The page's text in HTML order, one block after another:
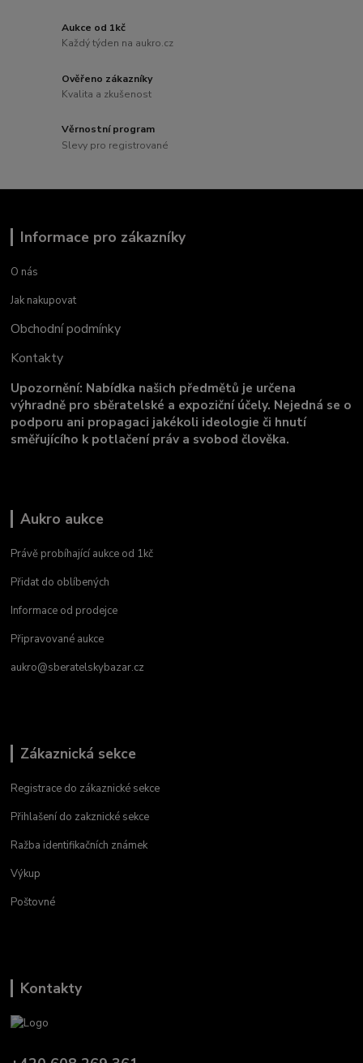
Aukce od 1kč
Každý týden na aukro.cz
Ověřeno zákazníky
Kvalita a zkušenost
Věrnostní program
Slevy pro registrované
Informace pro zákazníky
O nás
Jak nakupovat
Obchodní podmínky
Kontakty
Upozornění: Nabídka našich předmětů je určena
výhradně pro sběratelské a expoziční účely. Nejedná se o
podporu ani propagaci jakékoli ideologie či hnutí
směřujícího k potlačení práv a svobod člověka.
Aukro aukce
Právě probíhající aukce od 1kč
Přidat do oblíbených
Informace od prodejce
Připravované aukce
aukro@sberatelskybazar.cz
Zákaznická sekce
Registrace do zákaznické sekce
Přihlašení do zakznické sekce
Ražba identifikačních známek
Výkup
Poštovné
Kontakty